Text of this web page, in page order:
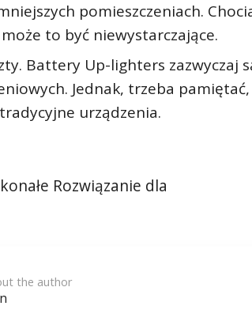
pomieszczeniach.
to być niewystarczające.
Battery Up-lighters
Jednak, trzeba
urządzenia.
Rozwiązanie dla
the author